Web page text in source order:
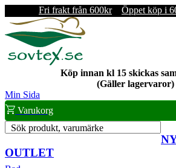
Fri frakt från 600kr Öppet köp i
Köp innan kl 15 skickas
(Gäller lagervaror)
Min Sida
Varukorg
Sök produkt, varumärke
OUTLET